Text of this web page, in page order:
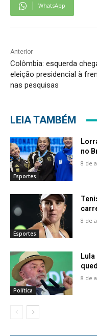
WhatsApp
Anterior
Colômbia: esquerda
eleição presidencial à
nas pesquisas
LEIA TAMBÉM
Esportes
no
8 de
Esportes
8 de
Política
8 de